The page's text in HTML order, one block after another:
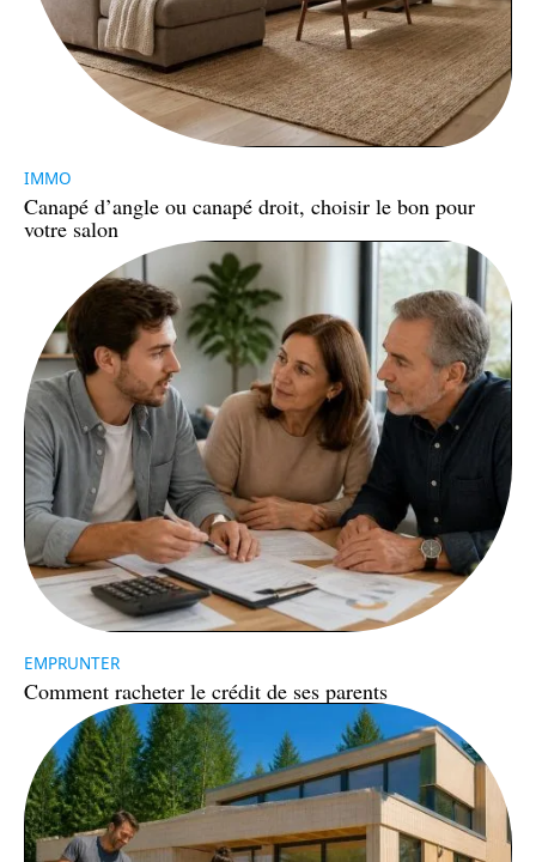
IMMO
Canapé d’angle ou canapé droit, choisir le bon pour
votre salon
EMPRUNTER
Comment racheter le crédit de ses parents